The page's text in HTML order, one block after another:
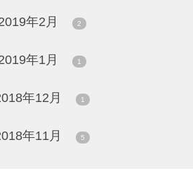
年2月 2
年1月 1
年12月 1
年11月 5